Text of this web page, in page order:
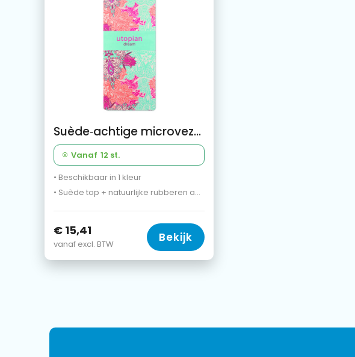
Suède‑achtige microvezel en rubber yogamat
Vanaf 12 st.
• Beschikbaar in 1 kleur
• Suède top + natuurlijke rubberen achterkant
€ 15,41
vanaf excl. BTW Bekijk